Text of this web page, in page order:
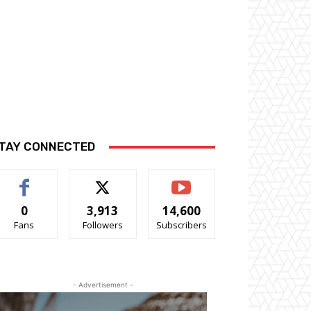
CONNECTED
0
Fans
3,913
Followers
14,600
Subscribers
- Advertisement -